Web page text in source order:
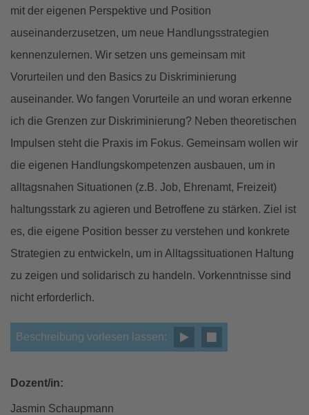
mit der eigenen Perspektive und Position
auseinanderzusetzen, um neue Handlungsstrategien
kennenzulernen. Wir setzen uns gemeinsam mit
Vorurteilen und den Basics zu Diskriminierung
auseinander. Wo fangen Vorurteile an und woran erkenne
ich die Grenzen zur Diskriminierung? Neben theoretischen
Impulsen steht die Praxis im Fokus. Gemeinsam wollen wir
die eigenen Handlungskompetenzen ausbauen, um in
alltagsnahen Situationen (z.B. Job, Ehrenamt, Freizeit)
haltungsstark zu agieren und Betroffene zu stärken. Ziel ist
es, die eigene Position besser zu verstehen und konkrete
Strategien zu entwickeln, um in Alltagssituationen Haltung
zu zeigen und solidarisch zu handeln. Vorkenntnisse sind
nicht erforderlich.
Beschreibung vorlesen lassen:
Dozent/in:
Jasmin Schaupmann